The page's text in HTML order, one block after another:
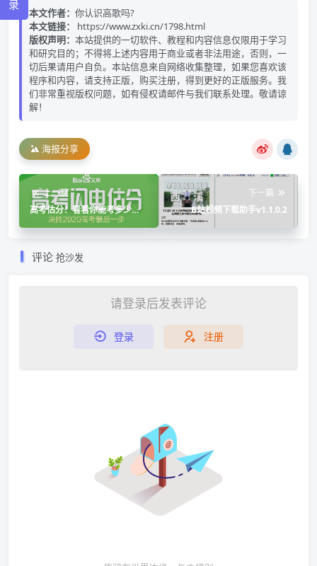
本文作者： 你认识高歌吗?
本文链接：
https://www.zxki.cn/1798.html
版权声明： 本站提供的一切软件、教程和内容信息仅限用于学习
和研究目的；不得将上述内容用于商业或者非法用途，否则，一
切后果请用户自负。本站信息来自网络收集整理，如果您喜欢该
程序和内容，请支持正版，购买注册，得到更好的正版服务。我
们非常重视版权问题，如有侵权请邮件与我们联系处理。敬请谅
解！
海报分享
上一篇
高考估分：看看你能考多少
下一篇
B站视频下载助手v1.1.0.2
评论 抢沙发
请登录后发表评论
登录 注册
录